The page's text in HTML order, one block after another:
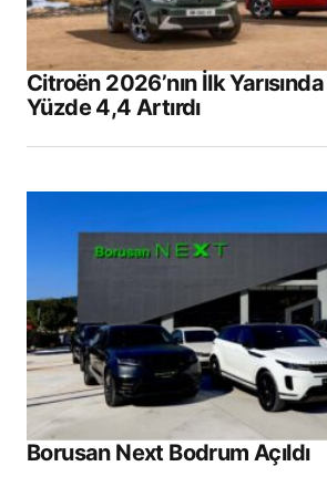
Citroën 2026’nın İlk Yarısında
Yüzde 4,4 Artırdı
Borusan Next Bodrum Açıldı